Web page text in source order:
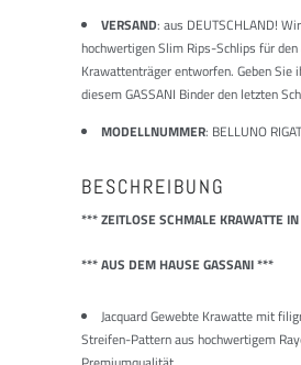
VERSAND: aus DEUTSCHLAND!
hochwertigen Slim Rips-Schlips für
Krawattenträger entworfen. Geben Sie
diesem GASSANI Binder den letzten
MODELLNUMMER: BELLUNO
BESCHREIBUNG
*** ZEITLOSE SCHMALE KRAWATTE
*** AUS DEM HAUSE GASSANI ***
Jacquard Gewebte Krawatte mit
Streifen-Pattern aus hochwertigem